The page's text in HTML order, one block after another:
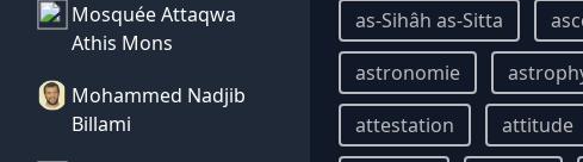
Mosquée Attaqwa
Athis Mons
Mohammed Nadjib
Billami
as-Sihâh as-Sitta
astronomie
attestation
attitude